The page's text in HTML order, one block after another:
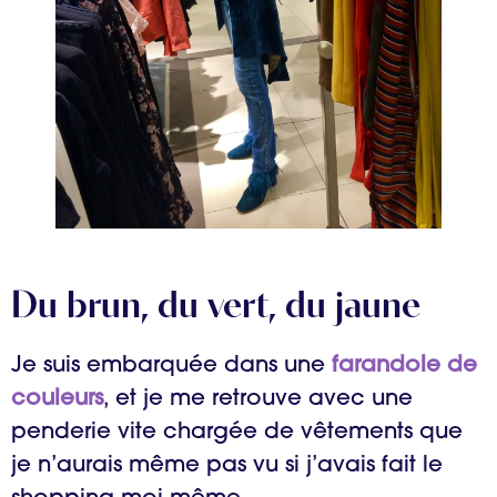
Du brun, du vert, du jaune
Je suis embarquée dans une farandole de
couleurs, et je me retrouve avec une
penderie vite chargée de vêtements que
je n’aurais même pas vu si j’avais fait le